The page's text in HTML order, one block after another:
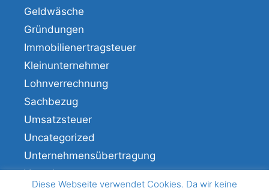
Geldwäsche
Gründungen
Immobilienertragsteuer
Kleinunternehmer
Lohnverrechnung
Sachbezug
Umsatzsteuer
Uncategorized
Unternehmensübertragung
Veranlagung
Verfahren
Diese Webseite verwendet Cookies. Da wir keine